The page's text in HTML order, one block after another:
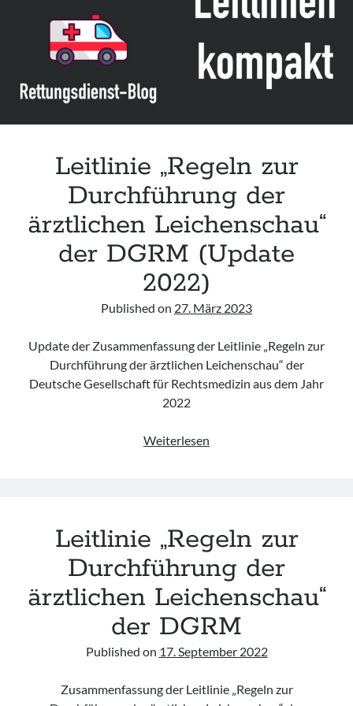
Leitlinie „Bauchschmerz bei Kindern und Jugendlichen – Bildgebende
Diagnostik“ der GPR
Leitlinie „Erbrechen im Kindes- und Jugendalter – Bildgebende
Diagnostik“ der GPR
Leitlinie „Kopfschmerzen bei Kindern und Jugendlichen – Bildgebende
Diagnostik“ der GPR
Leitlinie „Regeln zur
Durchführung der
ärztlichen Leichenschau“
der DGRM (Update
2022)
Published on 27. März 2023
Update der Zusammenfassung der Leitlinie „Regeln zur
Durchführung der ärztlichen Leichenschau“ der
Deutsche Gesellschaft für Rechtsmedizin aus dem Jahr
2022
Weiterlesen
ärztlichen
Leichenschau“
der
DGRM
(Update
2022)
Leitlinie „Regeln zur
Durchführung der
ärztlichen Leichenschau“
der DGRM
Published on 17. September 2022
Zusammenfassung der Leitlinie „Regeln zur